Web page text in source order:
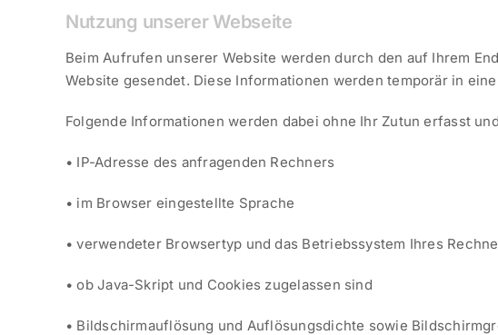
Nutzung unserer Webseite
Beim Aufrufen unserer Website werden durch den auf Ihrem
Website gesendet. Diese Informationen werden temporär in
Folgende Informationen werden dabei ohne Ihr Zutun erfasst
• IP-Adresse des anfragenden Rechners
• im Browser eingestellte Sprache
• verwendeter Browsertyp und das Betriebssystem Ihres
• ob Java-Skript und Cookies zugelassen sind
• Bildschirmauflösung und Auflösungsdichte sowie